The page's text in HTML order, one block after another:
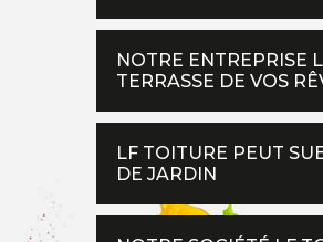
NOTRE ENTREPRISE
TERRASSE DE VOS
LF TOITURE PEUT
DE JARDIN